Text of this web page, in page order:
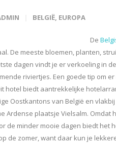
BELGIË, EUROPA
De
De meeste bloemen, planten,
dagen vindt je er verkoeling in
riviertjes. Een goede tip om
hotel biedt aantrekkelijke
Oostkantons van België en
Ardense plaatsje Vielsalm.
de minder mooie dagen biedt
de zomer, want daar kun je